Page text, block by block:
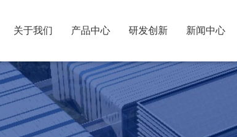
关于我们 产品中心 研发创新 新闻中心